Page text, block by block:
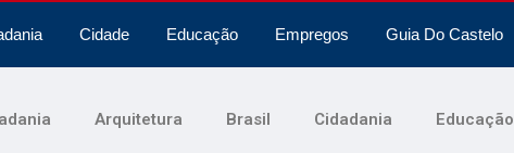
Cidade Educação Empregos Guia Do Castelo
Arquitetura Brasil Cidadania Educação